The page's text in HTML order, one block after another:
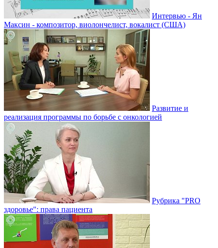
Интервью - Ян
Максин - композитор, виолончелист, вокалист (США)
Развитие и
реализация программы по борьбе с онкологией
Рубрика "PRO
здоровье": права пациента